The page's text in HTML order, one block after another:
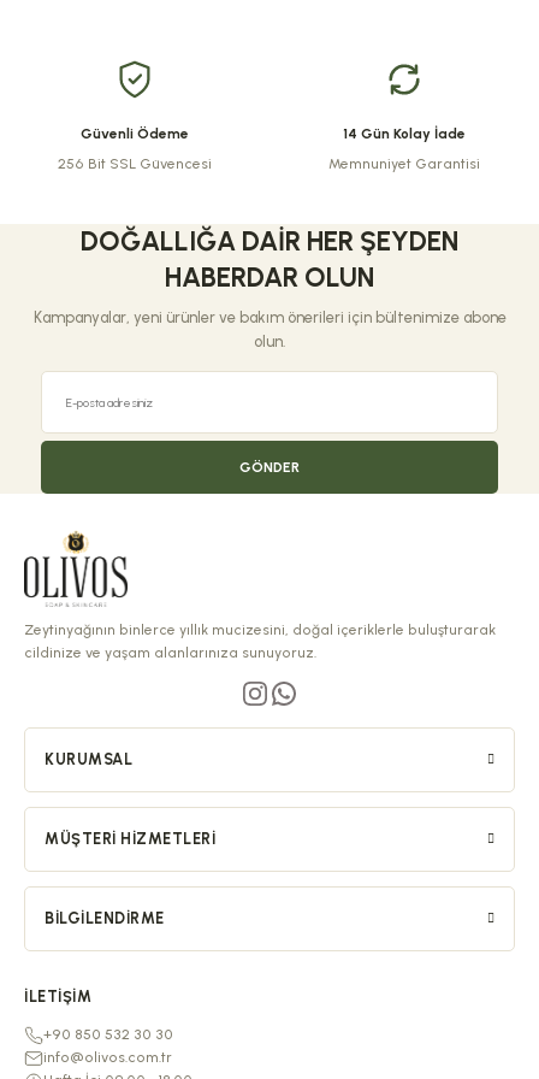
Güvenli Ödeme
256 Bit SSL Güvencesi
14 Gün Kolay İade
Memnuniyet Garantisi
DOĞALLIĞA DAIR HER ŞEYDEN
HABERDAR OLUN
Kampanyalar, yeni ürünler ve bakım önerileri için bültenimize abone
olun.
GÖNDER
Zeytinyağının binlerce yıllık mucizesini, doğal içeriklerle buluşturarak
cildinize ve yaşam alanlarınıza sunuyoruz.
KURUMSAL
MÜŞTERI HIZMETLERI
BILGILENDIRME
İLETIŞIM
+90 850 532 30 30
info@olivos.com.tr